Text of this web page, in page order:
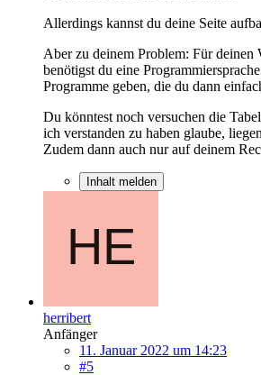
Allerdings kannst du deine Seite
Aber zu deinem Problem: Für deinen
benötigst du eine
Programme geben, die du dann
Du könntest noch versuchen die
ich verstanden zu haben glaube,
Zudem dann auch nur auf deinem
Inhalt melden
herribert
Anfänger
11. Januar 2022 um 14:23
#5